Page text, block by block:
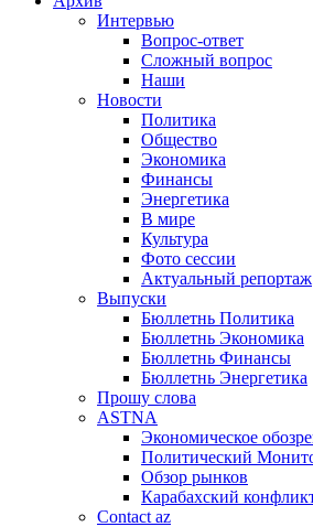
Интервью
Вопрос-ответ
Сложный вопрос
Наши
Новости
Политика
Общество
Экономика
Финансы
Энергетика
В мире
Культура
Фото сессии
Актуальный репортаж
Выпуски
Бюллетнь Политика
Бюллетнь Экономика
Бюллетнь Финансы
Бюллетнь Энергетика
Прошу слова
ASTNA
Экономическое
Политический
Обзор рынков
Карабахский
Contact az